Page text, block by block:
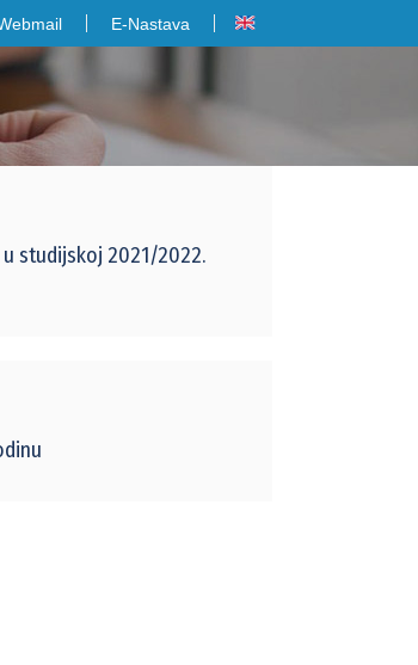
E-Nastava
studijskoj 2021/2022.